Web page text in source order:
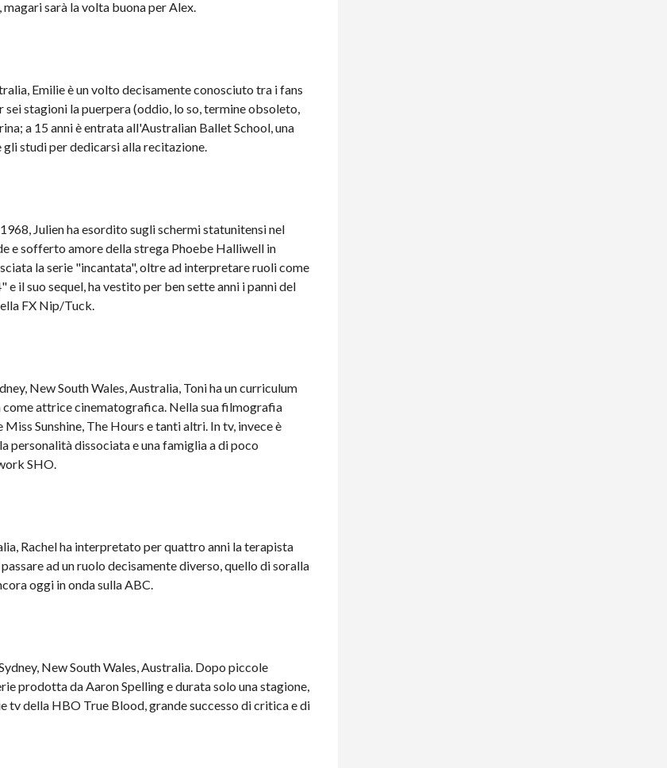
sarà la volta buona per Alex.
Emilie è un volto decisamente conosciuto tra i fans
stagioni la puerpera (oddio, lo so, termine obsoleto,
a 15 anni è entrata all'Australian Ballet School, una
studi per dedicarsi alla recitazione.
Julien ha esordito sugli schermi statunitensi nel
e sofferto amore della strega Phoebe Halliwell in
la serie "incantata", oltre ad interpretare ruoli come
il suo sequel, ha vestito per ben sette anni i panni del
FX Nip/Tuck.
New South Wales, Australia, Toni ha un curriculum
attrice cinematografica. Nella sua filmografia
Sunshine, The Hours e tanti altri. In tv, invece è
personalità dissociata e una famiglia a di poco
SHO.
Rachel ha interpretato per quattro anni la terapista
ad un ruolo decisamente diverso, quello di soralla
oggi in onda sulla ABC.
New South Wales, Australia. Dopo piccole
prodotta da Aaron Spelling e durata solo una stagione,
tv della HBO True Blood, grande successo di critica e di